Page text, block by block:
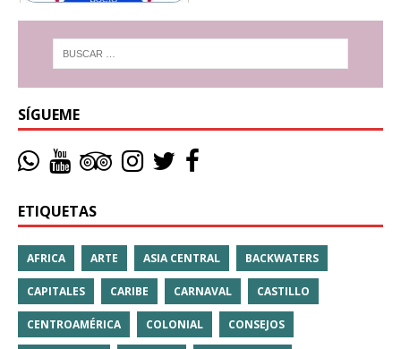
SÍGUEME
ETIQUETAS
AFRICA ARTE ASIA CENTRAL BACKWATERS
CAPITALES CARIBE CARNAVAL CASTILLO
CENTROAMÉRICA COLONIAL CONSEJOS